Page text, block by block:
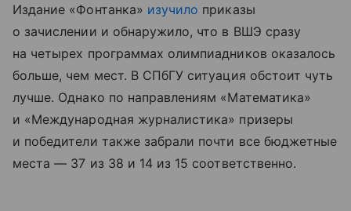
Издание «Фонтанка» изучило приказы
о зачислении и обнаружило, что в ВШЭ сразу
на четырех программах олимпиадников оказалось
больше, чем мест. В СПбГУ ситуация обстоит чуть
лучше. Однако по направлениям «Математика»
и «Международная журналистика» призеры
и победители также забрали почти все бюджетные
места — 37 из 38 и 14 из 15 соответственно.